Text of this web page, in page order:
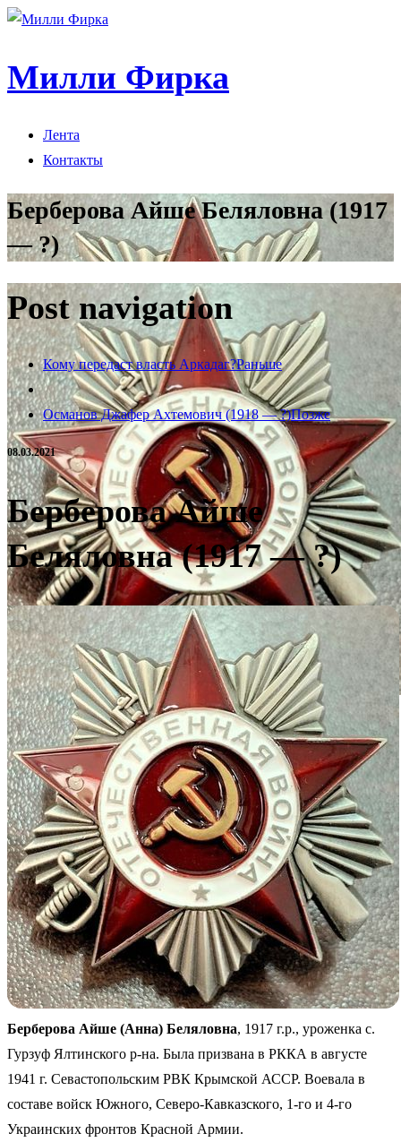
Милли Фирка
Лента
Контакты
Берберова Айше Беляловна (1917
— ?)
Post navigation
Кому передаст власть Аркадаг?Раньше
Османов Джафер Ахтемович (1918 — ?)Позже
08.03.2021
Берберова Айше
Беляловна (1917 — ?)
Берберова Айше (Анна) Беляловна, 1917 г.р., уроженка с.
Гурзуф Ялтинского р-на. Была призвана в РККА в августе
1941 г. Севастопольским РВК Крымской АССР. Воевала в
составе войск Южного, Северо-Кавказского, 1-го и 4-го
Украинских фронтов Красной Армии.